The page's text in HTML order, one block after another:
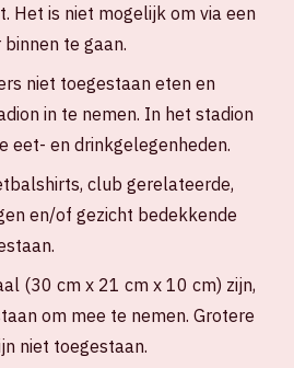
Het is niet mogelijk om via een
te gaan.
niet toegestaan eten en
in te nemen. In het stadion
eet- en drinkgelegenheden.
club gerelateerde,
en/of gezicht bedekkende
(30 cm x 21 cm x 10 cm) zijn,
om mee te nemen. Grotere
niet toegestaan.